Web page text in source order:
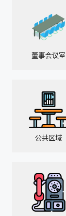
董事会议室
公共区域